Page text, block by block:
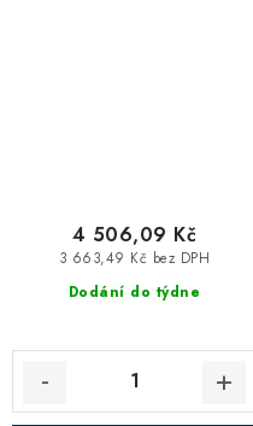
Dodání do týdne
3 663,49 Kč bez DPH
4 506,09 Kč